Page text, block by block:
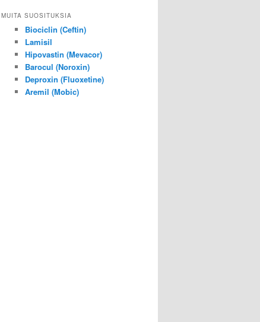
MUITA SUOSITUKSIA
Biociclin (Ceftin)
Lamisil
Hipovastin (Mevacor)
Barocul (Noroxin)
Deproxin (Fluoxetine)
Aremil (Mobic)